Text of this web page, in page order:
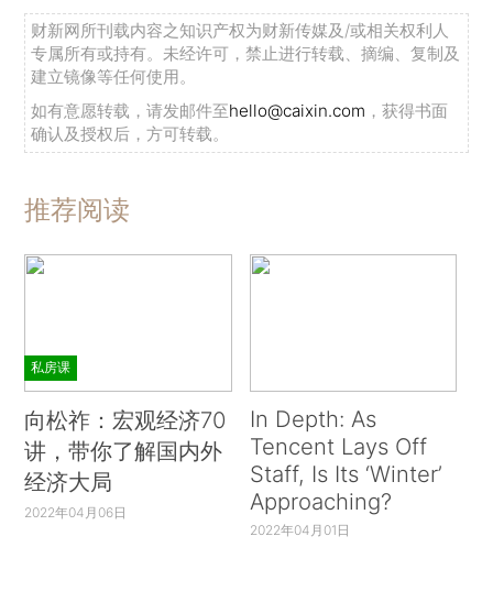
财新网所刊载内容之知识产权为财新传媒及/或相关权利人
专属所有或持有。未经许可，禁止进行转载、摘编、复制及
建立镜像等任何使用。
如有意愿转载，请发邮件至hello@caixin.com ，获得书面
确认及授权后，方可转载。
推荐阅读
私房课
向松祚：宏观经济70
讲，带你了解国内外
经济大局
2022年04月06日
In Depth: As
Tencent Lays Off
Staff, Is Its ‘Winter’
Approaching?
2022年04月01日